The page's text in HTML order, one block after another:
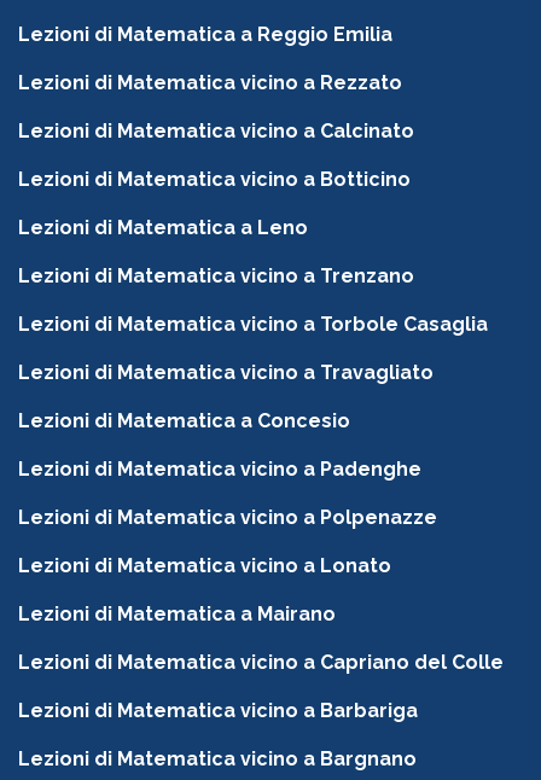
Lezioni di Matematica a Reggio Emilia
Lezioni di Matematica vicino a Rezzato
Lezioni di Matematica vicino a Calcinato
Lezioni di Matematica vicino a Botticino
Lezioni di Matematica a Leno
Lezioni di Matematica vicino a Trenzano
Lezioni di Matematica vicino a Torbole Casaglia
Lezioni di Matematica vicino a Travagliato
Lezioni di Matematica a Concesio
Lezioni di Matematica vicino a Padenghe
Lezioni di Matematica vicino a Polpenazze
Lezioni di Matematica vicino a Lonato
Lezioni di Matematica a Mairano
Lezioni di Matematica vicino a Capriano del Colle
Lezioni di Matematica vicino a Barbariga
Lezioni di Matematica vicino a Bargnano